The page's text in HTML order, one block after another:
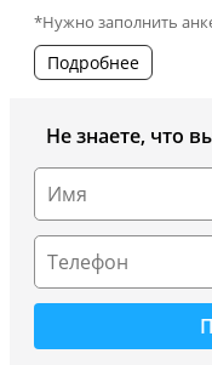
*Нужно заполнить
Подробнее
Не знаете, что